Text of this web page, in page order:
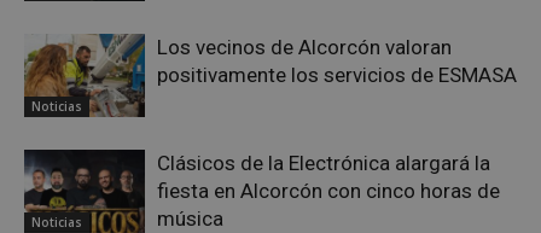
Noticias
Los vecinos de Alcorcón valoran
positivamente los servicios de ESMASA
Noticias
Clásicos de la Electrónica alargará la
fiesta en Alcorcón con cinco horas de
música
Privacy Policy